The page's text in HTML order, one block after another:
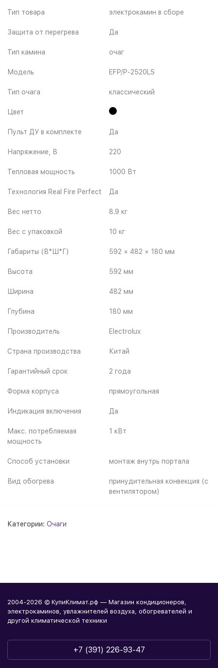
Тип товара электрокамин в сборе
Защита от перегрева Да
Тип камина очаг
Модель EFP/P-2520LS
Тип очага классический
Цвет
Пульт ДУ в комплекте Да
Напряжение, В 220
Тепловая мощность 1000 Вт
Технология Real Fire Perfect Да
Вес нетто 8.9 кг
Вес с упаковкой 10 кг
Габариты (В*Ш*Г) 592 × 482 × 180 мм
Высота 592 мм
Ширина 482 мм
Глубина 180 мм
Производитель Electrolux
Страна производства Китай
Гарантийный срок 2 года
Форма корпуса прямоугольная
Индикация включения Да
Макс. потребляемая
мощность
1 кВт
Способ установки монтаж внутрь портала
Вид обогрева
принудительная конвекция (с
вентилятором)
Категории: Очаги
2004-2026 © КупиКлимат.рф — Магазин кондиционеров,
электрокаминов, увлажнителей воздуха, обогревателей и
другой климатической техники
+7 (391) 226-93-47